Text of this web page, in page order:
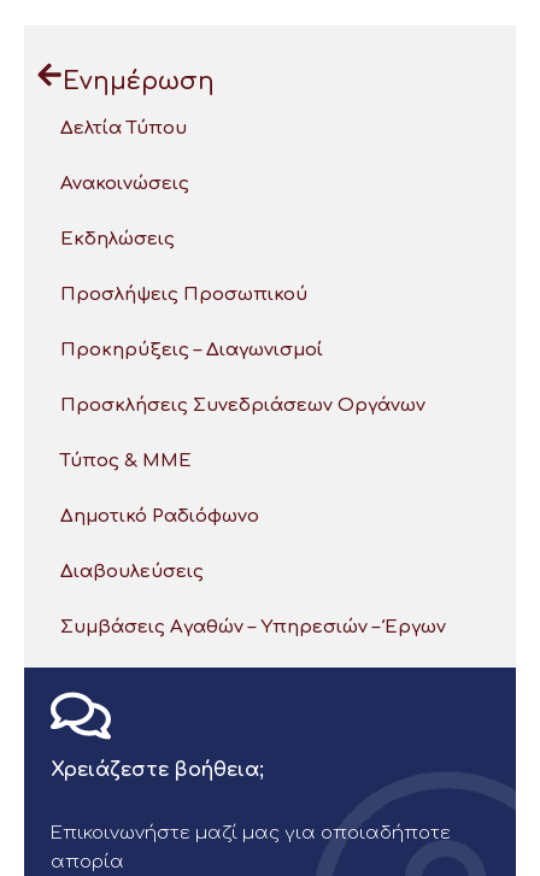
Ενημέρωση
Δελτία Τύπου
Ανακοινώσεις
Εκδηλώσεις
Προσλήψεις Προσωπικού
Προκηρύξεις – Διαγωνισμοί
Προσκλήσεις Συνεδριάσεων Οργάνων
Τύπος & ΜΜΕ
Δημοτικό Ραδιόφωνο
Διαβουλεύσεις
Συμβάσεις Αγαθών – Υπηρεσιών – Έργων
Χρειάζεστε βοήθεια;
Επικοινωνήστε μαζί μας για οποιαδήποτε
απορία